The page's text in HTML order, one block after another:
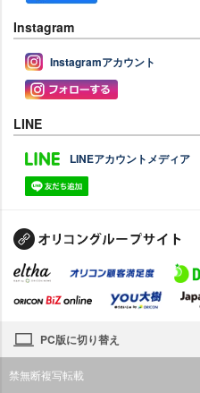
Instagram
Instagramアカウント
LINE
LINEアカウントメディア
PC版に切り替え
禁無断複写転載